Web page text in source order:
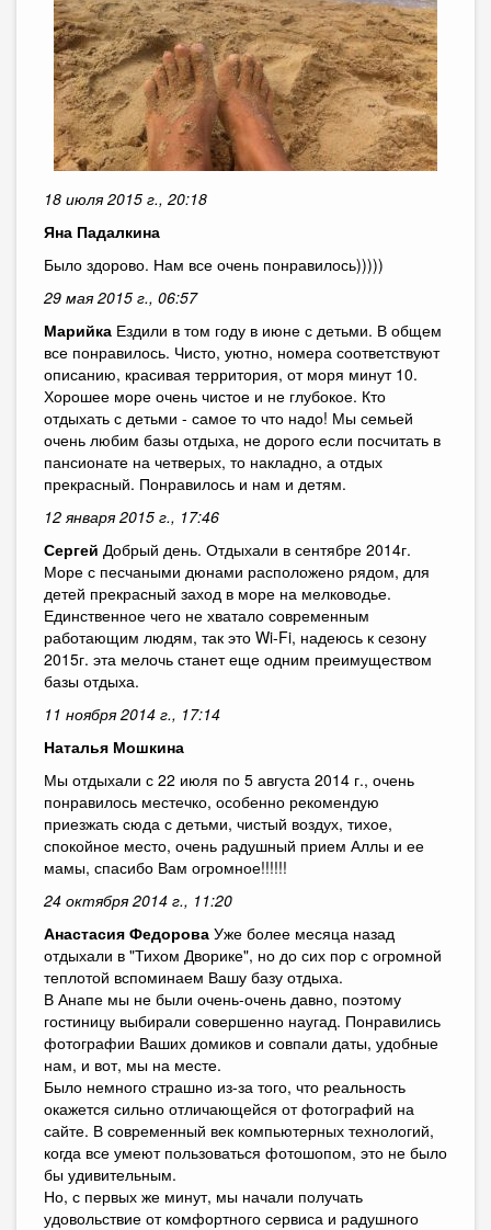
18 июля 2015 г., 20:18
Яна Падалкина
Было здорово. Нам все очень понравилось)))))
29 мая 2015 г., 06:57
Марийка Ездили в том году в июне с детьми. В общем
все понравилось. Чисто, уютно, номера соответствуют
описанию, красивая территория, от моря минут 10.
Хорошее море очень чистое и не глубокое. Кто
отдыхать с детьми - самое то что надо! Мы семьей
очень любим базы отдыха, не дорого если посчитать в
пансионате на четверых, то накладно, а отдых
прекрасный. Понравилось и нам и детям.
12 января 2015 г., 17:46
Сергей Добрый день. Отдыхали в сентябре 2014г.
Море с песчаными дюнами расположено рядом, для
детей прекрасный заход в море на мелководье.
Единственное чего не хватало современным
работающим людям, так это Wi-Fi, надеюсь к сезону
2015г. эта мелочь станет еще одним преимуществом
базы отдыха.
11 ноября 2014 г., 17:14
Наталья Мошкина
Мы отдыхали с 22 июля по 5 августа 2014 г., очень
понравилось местечко, особенно рекомендую
приезжать сюда с детьми, чистый воздух, тихое,
спокойное место, очень радушный прием Аллы и ее
мамы, спасибо Вам огромное!!!!!!
24 октября 2014 г., 11:20
Анастасия Федорова Уже более месяца назад
отдыхали в "Тихом Дворике", но до сих пор с огромной
теплотой вспоминаем Вашу базу отдыха.
В Анапе мы не были очень-очень давно, поэтому
гостиницу выбирали совершенно наугад. Понравились
фотографии Ваших домиков и совпали даты, удобные
нам, и вот, мы на месте.
Было немного страшно из-за того, что реальность
окажется сильно отличающейся от фотографий на
сайте. В современный век компьютерных технологий,
когда все умеют пользоваться фотошопом, это не было
бы удивительным.
Но, с первых же минут, мы начали получать
удовольствие от комфортного сервиса и радушного